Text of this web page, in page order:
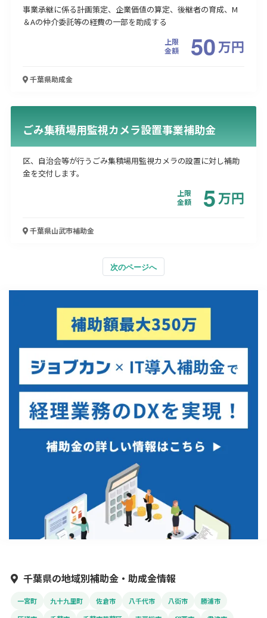
事業承継に係る計画策定、企業価値の算定、後継者の育成、M
＆Aの仲介委託等の経費の一部を助成する
上限
金額
50万円
千葉県助成金
ごみ集積場用監視カメラ設置事業補助金
区、自治会等が行うごみ集積場用監視カメラの設置に対し補助
金を交付します。
上限
金額
5万円
千葉県山武市補助金
次のページへ
千葉県の地域別補助金・助成金情報
一宮町 九十九里町 佐倉市 八千代市 八街市
勝浦市